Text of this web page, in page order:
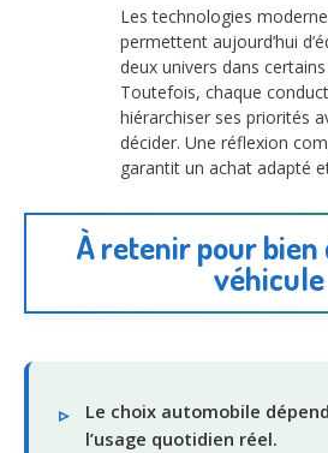
Les technologies
permettent aujourd’hui
deux univers dans
Toutefois, chaque
hiérarchiser ses priorités
décider. Une réflexion
garantit un achat adapté
À retenir pour bien
véhicule
Le choix automobile
l’usage quotidien réel.